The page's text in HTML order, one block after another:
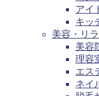
アイ
キッ
美容・リ
美容
理容
エス
ネイ